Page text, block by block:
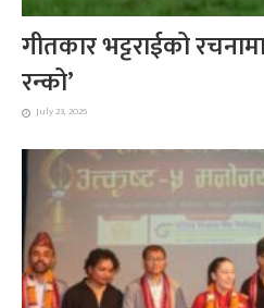
गीतकार भट्टराईको
रन्को’
July 23, 2026